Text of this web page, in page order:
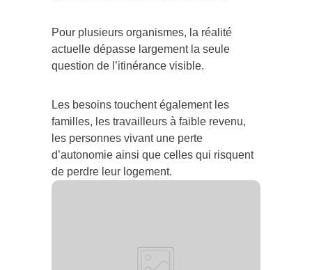
Pour plusieurs organismes, la réalité
actuelle dépasse largement la seule
question de l’itinérance visible.
Les besoins touchent également les
familles, les travailleurs à faible revenu,
les personnes vivant une perte
d’autonomie ainsi que celles qui risquent
de perdre leur logement.